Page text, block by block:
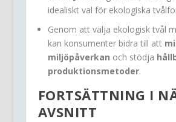
idealiskt val för ekologiska
Genom att välja ekologisk tvål
kan konsumenter bidra till att
miljöpåverkan och stödja
produktionsmetoder.
FORTSÄTTNING I
AVSNITT